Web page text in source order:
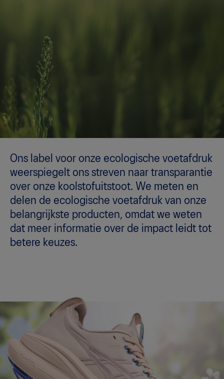
Ons label voor onze ecologische voetafdruk
weerspiegelt ons streven naar transparantie
over onze koolstofuitstoot. We meten en
delen de ecologische voetafdruk van onze
belangrijkste producten, omdat we weten
dat meer informatie over de impact leidt tot
betere keuzes.